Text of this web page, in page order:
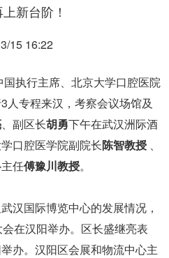
新台阶！
15 16:22
执行主席、北京大学口腔医院
人专程来汉，考察会议场馆及
、副区长胡勇下午在武汉洲际酒
口腔医学院副院长陈智教授 、
任傅豫川教授。
汉国际博览中心的发展情况，
在汉阳举办。区长盛继亮表
办。汉阳区会展和物流中心主